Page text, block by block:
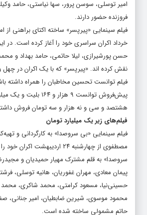
امیر توسلی، سوسن پرور، سها نیاستی، حامد
فروزنده حضور دارند.
خرداد اکران سراسری خود را آغاز کرده است. در
حسن پورشیرازی، لیلا حاتمی، حامد بهداد و
نقش کرده اند. «پیرپسر» که با یک اکران در
فیلم توانست تحسین مخاطبان را همراه داشته
پیش‌فروش توانست ۹ هزار و
هشتصد و سی و نه هزار و سه تومان فروش
فیلم‌های زیر یک میلیارد تومان
فیلم سینمایی «بی سروصدا» به کارگردانی و
مصطفوی از چهارشنبه ۲۴ اردیبهشت
سروصدا» به قلم مشترک مهیار حمیدیان و
پیمان معادی، مهران غفوریان، هانیه توسلی،
حسینی‌نیا، مسعود کرامتی، محمد شاکری، محمد
محمود موسوی، شیرین ضابطیان، امیر جنانی،
حاتم مشمولی ساخته شده است.